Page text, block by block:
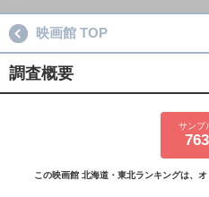
映画館 TOP
調査概要
サンプ
763
この映画館 北海道・東北ランキングは、